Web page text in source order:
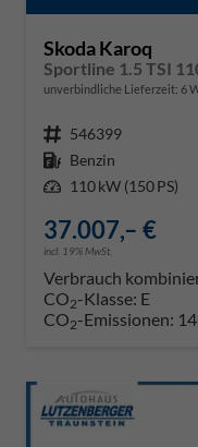
Skoda Karoq
Sportline 1.5 TSI
unverbindliche Lieferzeit: 6
Fahrzeugnr. 546399
Kraftstoff Benzin
Leistung 110 kW (150 PS)
37.007,– €
incl. 19% MwSt.
Verbrauch
CO2-Klasse: E
CO2-Emissionen: